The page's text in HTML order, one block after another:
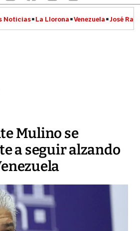
Noticias La Llorona Venezuela José
Mulino se
a seguir alzando